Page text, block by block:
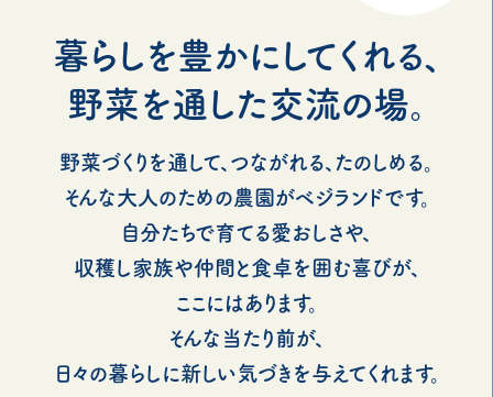
暮らしを豊かにしてくれる、
野菜を通した交流の場。
野菜づくりを通して、つながれる、たのしめる。
そんな大人のための農園がベジランドです。
自分たちで育てる愛おしさや、
収穫し家族や仲間と食卓を囲む喜びが、
ここにはあります。
そんな当たり前が、
日々の暮らしに新しい気づきを与えてくれます。